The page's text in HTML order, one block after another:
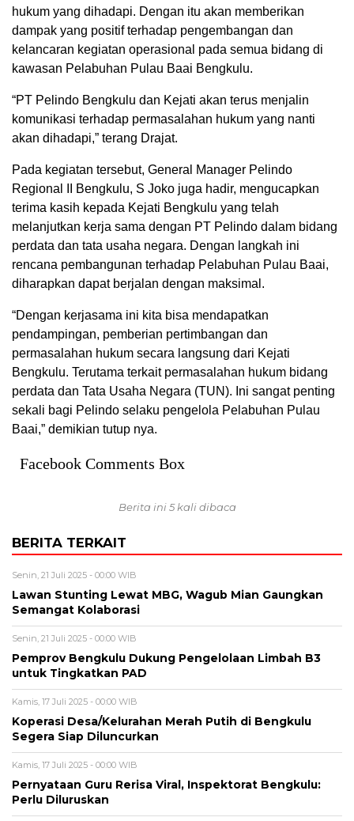
hukum yang dihadapi. Dengan itu akan memberikan
dampak yang positif terhadap pengembangan dan
kelancaran kegiatan operasional pada semua bidang di
kawasan Pelabuhan Pulau Baai Bengkulu.
“PT Pelindo Bengkulu dan Kejati akan terus menjalin
komunikasi terhadap permasalahan hukum yang nanti
akan dihadapi,” terang Drajat.
Pada kegiatan tersebut, General Manager Pelindo
Regional II Bengkulu, S Joko juga hadir, mengucapkan
terima kasih kepada Kejati Bengkulu yang telah
melanjutkan kerja sama dengan PT Pelindo dalam bidang
perdata dan tata usaha negara. Dengan langkah ini
rencana pembangunan terhadap Pelabuhan Pulau Baai,
diharapkan dapat berjalan dengan maksimal.
“Dengan kerjasama ini kita bisa mendapatkan
pendampingan, pemberian pertimbangan dan
permasalahan hukum secara langsung dari Kejati
Bengkulu. Terutama terkait permasalahan hukum bidang
perdata dan Tata Usaha Negara (TUN). Ini sangat penting
sekali bagi Pelindo selaku pengelola Pelabuhan Pulau
Baai,” demikian tutup nya.
Facebook Comments Box
Berita ini 5 kali dibaca
BERITA TERKAIT
Senin, 21 Juli 2025 - 00:00 WIB
Lawan Stunting Lewat MBG, Wagub Mian Gaungkan
Semangat Kolaborasi
Senin, 21 Juli 2025 - 00:00 WIB
Pemprov Bengkulu Dukung Pengelolaan Limbah B3
untuk Tingkatkan PAD
Kamis, 17 Juli 2025 - 00:00 WIB
Koperasi Desa/Kelurahan Merah Putih di Bengkulu
Segera Siap Diluncurkan
Kamis, 17 Juli 2025 - 00:00 WIB
Pernyataan Guru Rerisa Viral, Inspektorat Bengkulu:
Perlu Diluruskan